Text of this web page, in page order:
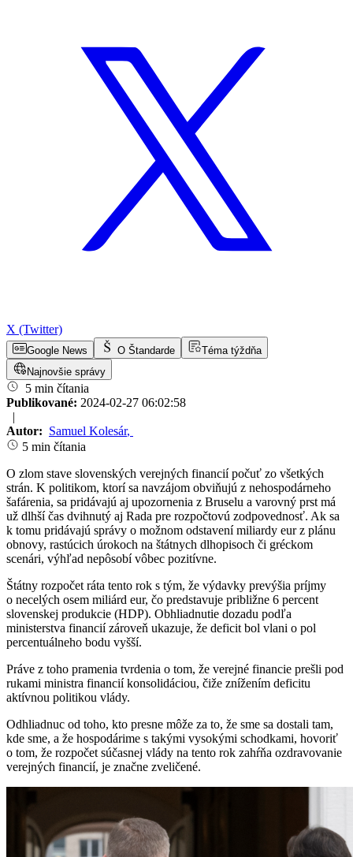
X (Twitter)
Google News O Štandarde
Téma týždňa
Najnovšie správy
5 min čítania
Publikované: 2024-02-27 06:02:58
|
Autor: Samuel Kolesár,
5 min čítania
O zlom stave slovenských verejných financií počuť zo všetkých
strán. K politikom, ktorí sa navzájom obviňujú z nehospodárneho
šafárenia, sa pridávajú aj upozornenia z Bruselu a varovný prst má
už dlhší čas dvihnutý aj Rada pre rozpočtovú zodpovednosť. Ak sa
k tomu pridávajú správy o možnom odstavení miliardy eur z plánu
obnovy, rastúcich úrokoch na štátnych dlhopisoch či gréckom
scenári, výhľad nepôsobí vôbec pozitívne.
Štátny rozpočet ráta tento rok s tým, že výdavky prevýšia príjmy
o necelých osem miliárd eur, čo predstavuje približne 6 percent
slovenskej produkcie (HDP). Obhliadnutie dozadu podľa
ministerstva financií zároveň ukazuje, že deficit bol vlani o pol
percentuálneho bodu vyšší.
Práve z toho pramenia tvrdenia o tom, že verejné financie prešli pod
rukami ministra financií konsolidáciou, čiže znížením deficitu
aktívnou politikou vlády.
Odhliadnuc od toho, kto presne môže za to, že sme sa dostali tam,
kde sme, a že hospodárime s takými vysokými schodkami, hovoriť
o tom, že rozpočet súčasnej vlády na tento rok zahŕňa ozdravovanie
verejných financií, je značne zveličené.